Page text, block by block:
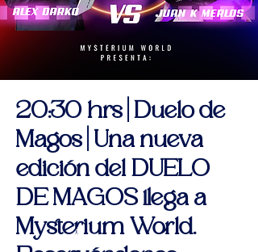
20:30 hrs | Duelo de
Magos | Una nueva
edición del DUELO
DE MAGOS llega a
Mysterium World.